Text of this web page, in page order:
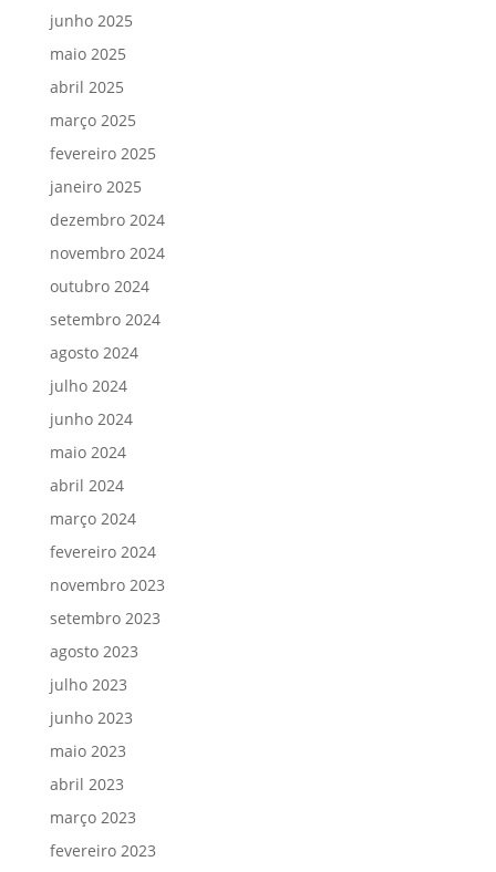
junho 2025
maio 2025
abril 2025
março 2025
fevereiro 2025
janeiro 2025
dezembro 2024
novembro 2024
outubro 2024
setembro 2024
agosto 2024
julho 2024
junho 2024
maio 2024
abril 2024
março 2024
fevereiro 2024
novembro 2023
setembro 2023
agosto 2023
julho 2023
junho 2023
maio 2023
abril 2023
março 2023
fevereiro 2023